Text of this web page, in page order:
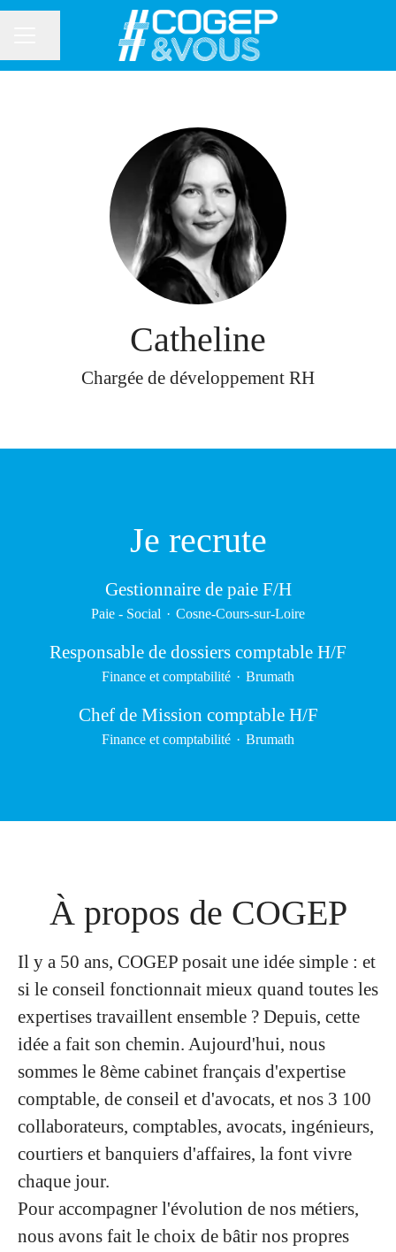
MENU CARRIÈRE
Partager la page
Catheline
Chargée de développement RH
Je recrute
Gestionnaire de paie F/H
Paie - Social · Cosne-Cours-sur-Loire
Responsable de dossiers comptable H/F
Finance et comptabilité · Brumath
Chef de Mission comptable H/F
Finance et comptabilité · Brumath
À propos de COGEP
Il y a 50 ans, COGEP posait une idée simple : et
si le conseil fonctionnait mieux quand toutes les
expertises travaillent ensemble ? Depuis, cette
idée a fait son chemin. Aujourd'hui, nous
sommes le 8ème cabinet français d'expertise
comptable, de conseil et d'avocats, et nos 3 100
collaborateurs, comptables, avocats, ingénieurs,
courtiers et banquiers d'affaires, la font vivre
chaque jour.
Pour accompagner l'évolution de nos métiers,
nous avons fait le choix de bâtir nos propres